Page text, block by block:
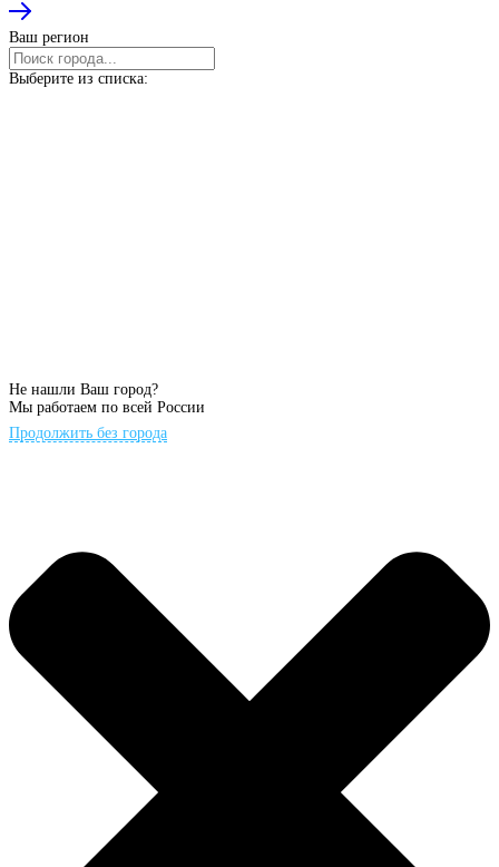
Ваш регион
Выберите из списка:
Не нашли Ваш город?
Мы работаем по всей России
Продолжить без города